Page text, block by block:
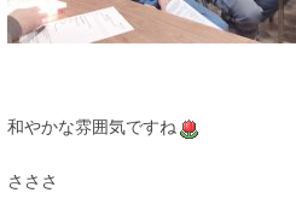
和やかな雰囲気ですね
さささ